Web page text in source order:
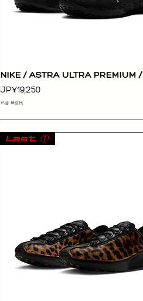
快速瀏覽
NIKE / ASTRA ULTRA PREMIUM
價格
JP¥19,250
已含 增值税
Last ①